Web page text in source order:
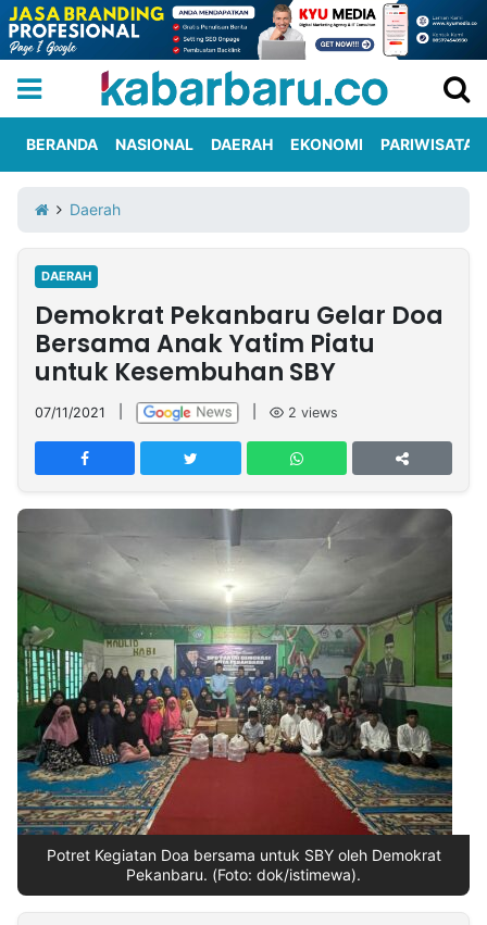
Iklan
Berita
Kami
Nasional
International
Olahraga
Entertainment
Daerah
Pariwisata
Kuliner
Kolom
Network
PT
TREETAN
INDONESIA
Partner
Insight
NTB
Suara
Time
Lens
IDN
Daily
Jogja
Jalan
Rakyat
Idealita
News
Kita
Notice
Radar
Baru
Seedbacklink
Follow
Kabarbaru
BERANDA NASIONAL DAERAH EKONOMI PARIWISATA
Daerah
DAERAH
Demokrat Pekanbaru Gelar Doa
Bersama Anak Yatim Piatu
untuk Kesembuhan SBY
07/11/2021 2 views
Potret Kegiatan Doa bersama untuk SBY oleh Demokrat
Pekanbaru. (Foto: dok/istimewa).